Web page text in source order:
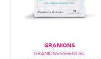
GRANIONS
GRANIONS ESSENTIEL